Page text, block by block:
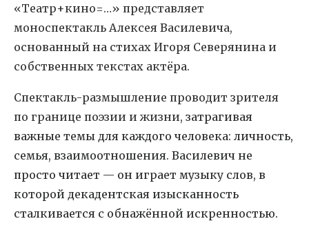
«Театр+кино=…» представляет
моноспектакль Алексея Василевича,
основанный на стихах Игоря Северянина и
собственных текстах актёра.
Спектакль-размышление проводит зрителя
по границе поэзии и жизни, затрагивая
важные темы для каждого человека: личность,
семья, взаимоотношения. Василевич не
просто читает — он играет музыку слов, в
которой декадентская изысканность
сталкивается с обнажённой искренностью.